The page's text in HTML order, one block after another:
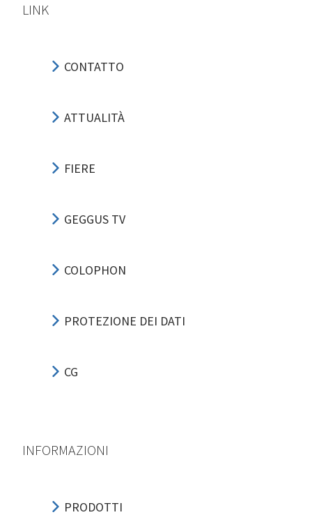
LINK
CONTATTO
ATTUALITÀ
FIERE
GEGGUS TV
COLOPHON
PROTEZIONE DEI DATI
CG
INFORMAZIONI
PRODOTTI